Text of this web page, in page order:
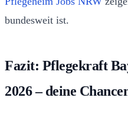
bundesweit ist.
Fazit: Pflegekraft
2026 – deine